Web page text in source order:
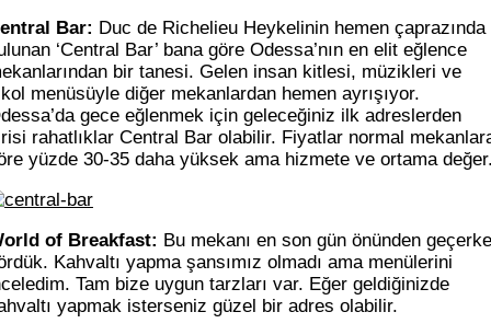
Bar: Duc de Richelieu Heykelinin hemen çaprazında
‘Central Bar’ bana göre Odessa’nın en elit eğlence
bir tanesi. Gelen insan kitlesi, müzikleri ve
menüsüyle diğer mekanlardan hemen ayrışıyor.
gece eğlenmek için geleceğiniz ilk adreslerden
rahatlıklar Central Bar olabilir. Fiyatlar normal
yüzde 30-35 daha yüksek ama hizmete ve ortama
of Breakfast: Bu mekanı en son gün önünden
Kahvaltı yapma şansımız olmadı ama menülerini
Tam bize uygun tarzları var. Eğer geldiğinizde
yapmak isterseniz güzel bir adres olabilir.